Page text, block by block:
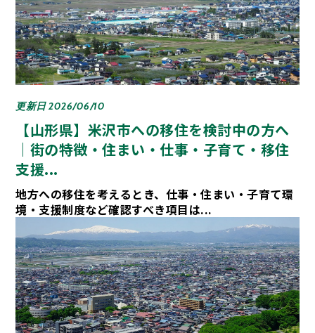
更新日 2026/06/10
【山形県】米沢市への移住を検討中の方へ
｜街の特徴・住まい・仕事・子育て・移住
支援...
地方への移住を考えるとき、仕事・住まい・子育て環
境・支援制度など確認すべき項目は...